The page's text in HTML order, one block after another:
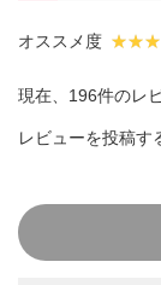
オススメ度
現在、196件のレ
レビューを投稿す